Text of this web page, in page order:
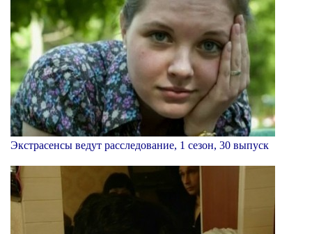
Экстрасенсы ведут расследование, 1 сезон, 30 выпуск